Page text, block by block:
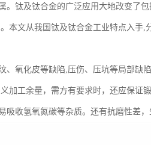
。钛及钛合金的广泛应用大地改变了
本文从我国钛及钛合金工业特点入手
、氧化皮等缺陷,压伤、压坑等局部缺
加工余量，需方有要求时，还应保证
吸收氢氧氮碳等杂质。还有抗磨性差